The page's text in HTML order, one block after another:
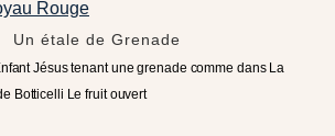
Rouge
Jésus tenant une grenade comme dans La
Botticelli Le fruit ouvert